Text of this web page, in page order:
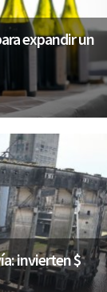
expandir un
invierten $